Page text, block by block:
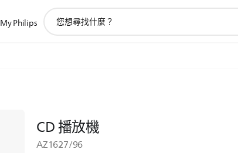
My Philips
CD 播放機
AZ1627/96